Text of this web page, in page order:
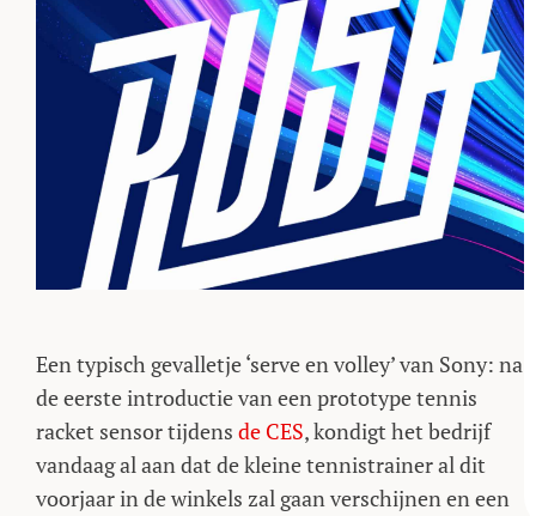
Een typisch gevalletje ‘serve en volley’ van Sony: na
de eerste introductie van een prototype tennis
racket sensor tijdens de CES, kondigt het bedrijf
vandaag al aan dat de kleine tennistrainer al dit
voorjaar in de winkels zal gaan verschijnen en een